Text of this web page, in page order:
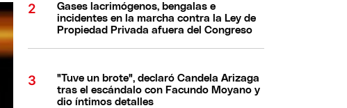
Gases lacrimógenos, bengalas e
incidentes en la marcha contra la Ley de
Propiedad Privada afuera del Congreso
"Tuve un brote", declaró Candela Arizaga
tras el escándalo con Facundo Moyano y
dio íntimos detalles